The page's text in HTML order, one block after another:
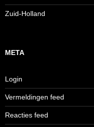
Zuid-Holland
META
Login
Vermeldingen feed
Reacties feed